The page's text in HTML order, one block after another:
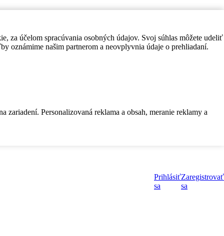
za účelom spracúvania osobných údajov. Svoj súhlas môžete udeliť
oznámime našim partnerom a neovplyvnia údaje o prehliadaní.
Personalizovaná reklama a obsah, meranie reklamy a
Prihlásiť
sa
Zaregistrovať
sa